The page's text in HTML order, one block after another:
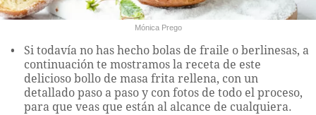
Mónica Prego
Si todavía no has hecho bolas de fraile o berlinesas, a
continuación te mostramos la receta de este
delicioso bollo de masa frita rellena, con un
detallado paso a paso y con fotos de todo el proceso,
para que veas que están al alcance de cualquiera.